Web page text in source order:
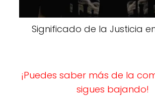
Significado de la Justicia
¡Puedes saber más de la
sigues bajando!